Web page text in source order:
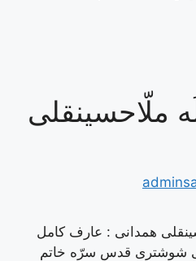
ملّاحسینقلی
همدانی : عارف کامل
شوشتری قدس سرّه خاتم